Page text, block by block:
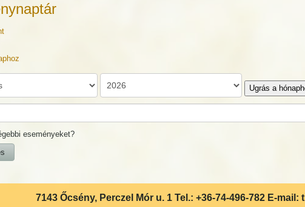
Ugrás a
eseményeket?
7143 Őcsény, Perczel Mór u. 1 Tel.: +36-74-496-782 E-